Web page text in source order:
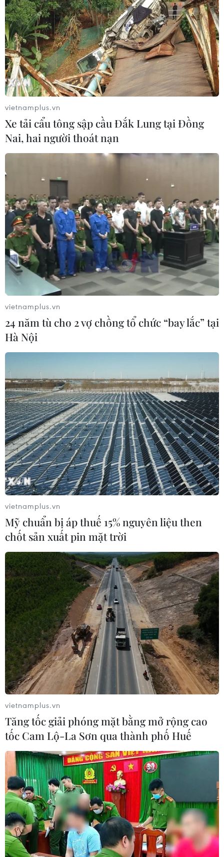
tế năm 2021 và 6 tháng đầu năm 2022 về kết quả quản
lý và sử dụng quỹ bảo hiểm y tế.
Từ ngày 15/8, các bệnh viện công khám
bệnh theo mức giá mới
15/08/2023 01:20
Theo quy định, từ ngày 15/8, khung giá dịch vụ khám
bệnh theo yêu cầu tại bệnh viện hạng đặc biệt, hạng 1
tối thiểu là 100.000 đồng/lượt và tối đa 500.000
đồng/lượt.
Bộ Y tế quy định rõ tỷ lệ số giường dịch vụ
trong các bệnh viện công
16/08/2023 02:22
Trong công tác chuyên môn, Thông tư 13 cũng nêu rõ các
chuyên gia, thầy thuốc giỏi của đơn vị dành một tỷ lệ
thời gian tối thiểu 70% để khám chữa bệnh cho người
bệnh bảo hiểm y tế.
vietnamplus.vn
Xe tải cẩu tông sập cầu Đắk Lung tại Đồng
Nai, hai người thoát nạn
vietnamplus.vn
24 năm tù cho 2 vợ chồng tổ chức “bay lắc” tại
Hà Nội
vietnamplus.vn
Mỹ chuẩn bị áp thuế 15% nguyên liệu then
chốt sản xuất pin mặt trời
vietnamplus.vn
Tăng tốc giải phóng mặt bằng mở rộng cao
tốc Cam Lộ-La Sơn qua thành phố Huế